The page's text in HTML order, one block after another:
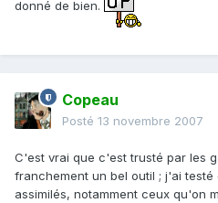
donné de bien.
Copeau
Posté 13 novembre 2007
C'est vrai que c'est trusté par les
franchement un bel outil ; j'ai testé
assimilés, notamment ceux qu'on